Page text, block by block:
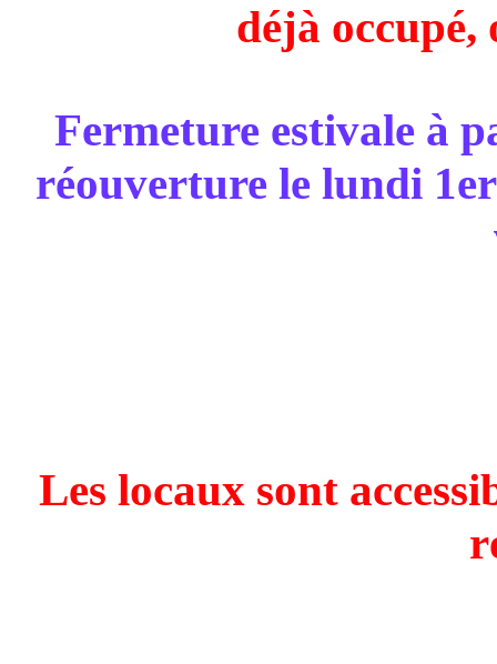
déjà occupé,
Fermeture estivale à
réouverture le lundi
Les locaux sont